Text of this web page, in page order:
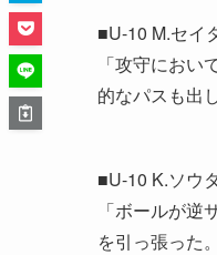
■U-10 M.セイ
「攻守にお
的なパスも出
■U-10 K.ソウ
「ボールが
を引っ張った